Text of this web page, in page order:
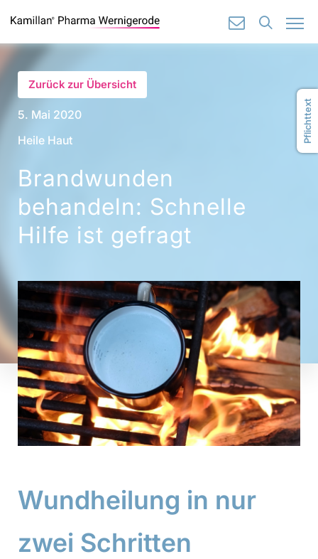
✉️ 🔍
Zurück zur Übersicht
5. Mai 2020
Heile Haut
Brandwunden
behandeln: Schnelle
Hilfe ist gefragt
Wundheilung in nur
zwei Schritten
Pflichttext